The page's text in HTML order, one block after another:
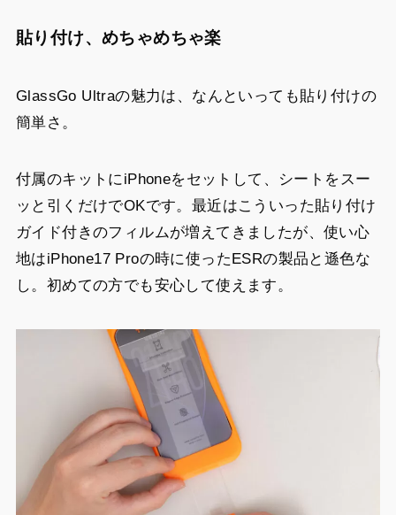
貼り付け、めちゃめちゃ楽
GlassGo Ultraの魅力は、なんといっても貼り付けの
簡単さ。
付属のキットにiPhoneをセットして、シートをスー
ッと引くだけでOKです。最近はこういった貼り付け
ガイド付きのフィルムが増えてきましたが、使い心
地はiPhone17 Proの時に使ったESRの製品と遜色な
し。初めての方でも安心して使えます。